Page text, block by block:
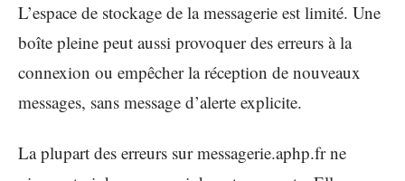
L’espace de stockage de la messagerie est limité. Une
boîte pleine peut aussi provoquer des erreurs à la
connexion ou empêcher la réception de nouveaux
messages, sans message d’alerte explicite.
La plupart des erreurs sur messagerie.aphp.fr ne